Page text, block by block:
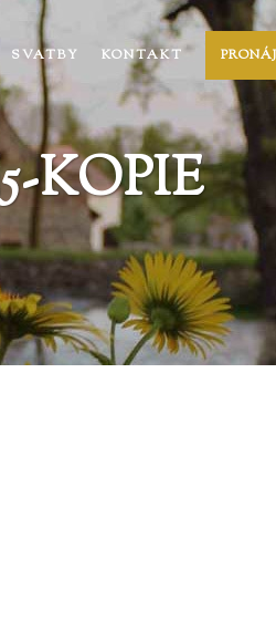
SVATBY KONTAKT
KOPIE